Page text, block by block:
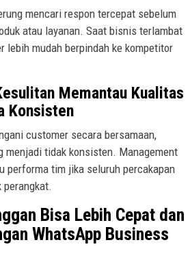
mencari respon tercepat sebelum
atau layanan. Saat bisnis terlambat
lebih mudah berpindah ke kompetitor
Memantau Kualitas
Konsisten
customer secara bersamaan,
menjadi tidak konsisten. Management
performa tim jika seluruh percakapan
perangkat.
Bisa Lebih Cepat dan
WhatsApp Business